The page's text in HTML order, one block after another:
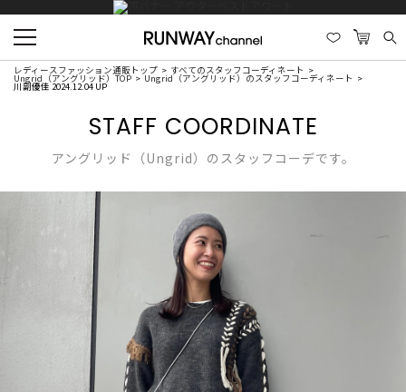
レディースファッション通販トップ すべてのスタッフコーディネート
Ungrid（アングリッド）TOP Ungrid（アングリッド）のスタッフコーディネート
川副優佳 2024.12.04 UP
STAFF COORDINATE
アングリッド（Ungrid）のスタッフコーデです。